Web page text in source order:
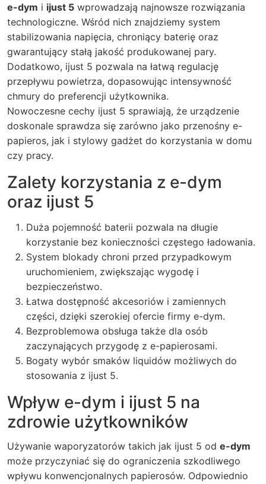
e-dym i ijust 5 wprowadzają najnowsze rozwiązania
technologiczne. Wśród nich znajdziemy system
stabilizowania napięcia, chroniący baterię oraz
gwarantujący stałą jakość produkowanej pary.
Dodatkowo, ijust 5 pozwala na łatwą regulację
przepływu powietrza, dopasowując intensywność
chmury do preferencji użytkownika.
Nowoczesne cechy ijust 5 sprawiają, że urządzenie
doskonale sprawdza się zarówno jako przenośny e-
papieros, jak i stylowy gadżet do korzystania w domu
czy pracy.
Zalety korzystania z e-dym
oraz ijust 5
Duża pojemność baterii pozwala na długie
korzystanie bez konieczności częstego ładowania.
System blokady chroni przed przypadkowym
uruchomieniem, zwiększając wygodę i
bezpieczeństwo.
Łatwa dostępność akcesoriów i zamiennych
części, dzięki szerokiej ofercie firmy e-dym.
Bezproblemowa obsługa także dla osób
zaczynających przygodę z e-papierosami.
Bogaty wybór smaków liquidów możliwych do
stosowania z ijust 5.
Wpływ e-dym i ijust 5 na
zdrowie użytkowników
Używanie waporyzatorów takich jak ijust 5 od e-dym
może przyczyniać się do ograniczenia szkodliwego
wpływu konwencjonalnych papierosów. Odpowiednio